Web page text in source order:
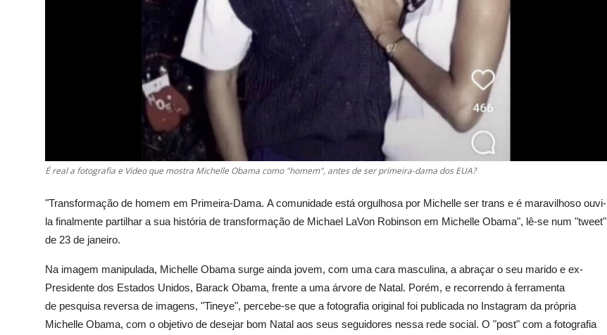
É real a fotografia e Video que mostra Michelle Obama como "homem", antes de ser primeira-dama dos EUA?
"Transformação de homem em Primeira-Dama. A comunidade está orgulhosa por Michelle ser trans e é maravilhoso ouvi-
la finalmente partilhar a sua história de transformação de Michael LaVon Robinson em Michelle Obama", lê-se num "tweet"
de 23 de janeiro.
Na imagem manipulada, Michelle Obama surge ainda jovem, com uma cara masculina, a abraçar o seu marido e ex-
Presidente dos Estados Unidos, Barack Obama, frente a uma árvore de Natal. Porém, e recorrendo à ferramenta
de pesquisa reversa de imagens, "Tineye", percebe-se que a fotografia original foi publicada no Instagram da própria
Michelle Obama, com o objetivo de desejar bom Natal aos seus seguidores nessa rede social. O "post" com a fotografia